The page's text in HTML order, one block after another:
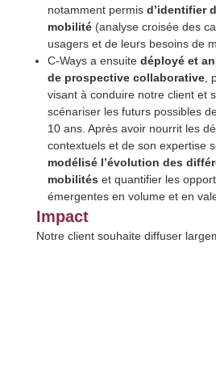
notamment permis d’identifier
mobilité(analyse croisée des
usagers et de leurs besoins de
C-Ways a ensuite déployé et
de prospective collaborative,
visant à conduire notre client et
scénariser les futurs possibles
10 ans. Après avoir nourrit les
contextuels et de son expertise
modélisé l’évolution des
mobilités et quantifier les
émergentes en volume et en
Impact
Notre client souhaite diffuser